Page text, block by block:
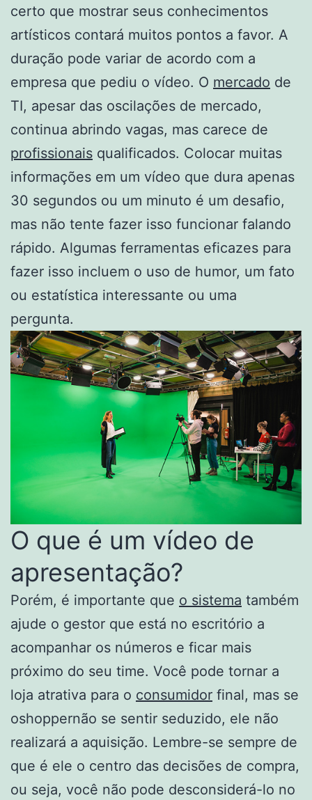
certo que mostrar seus conhecimentos
artísticos contará muitos pontos a favor. A
duração pode variar de acordo com a
empresa que pediu o vídeo. O mercado de
TI, apesar das oscilações de mercado,
continua abrindo vagas, mas carece de
profissionais qualificados. Colocar muitas
informações em um vídeo que dura apenas
30 segundos ou um minuto é um desafio,
mas não tente fazer isso funcionar falando
rápido. Algumas ferramentas eficazes para
fazer isso incluem o uso de humor, um fato
ou estatística interessante ou uma
pergunta.
O que é um vídeo de
apresentação?
Porém, é importante que o sistema também
ajude o gestor que está no escritório a
acompanhar os números e ficar mais
próximo do seu time. Você pode tornar a
loja atrativa para o consumidor final, mas se
oshoppernão se sentir seduzido, ele não
realizará a aquisição. Lembre-se sempre de
que é ele o centro das decisões de compra,
ou seja, você não pode desconsiderá-lo no